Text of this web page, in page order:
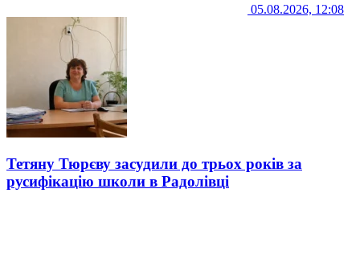
05.08.2026, 12:08
Тетяну Тюрєву засудили до трьох років за
русифікацію школи в Радолівці